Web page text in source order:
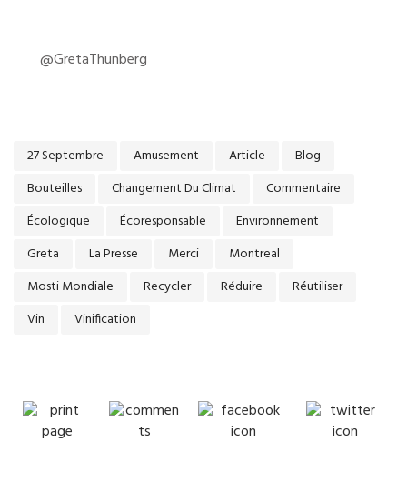
@GretaThunberg
27 Septembre Amusement Article
Blog
Bouteilles
Changement Du Climat
Commentaire
Écologique
Écoresponsable
Environnement
Greta
La Presse Merci
Montreal
Mosti Mondiale
Recycler Réduire
Réutiliser
Vin
Vinification